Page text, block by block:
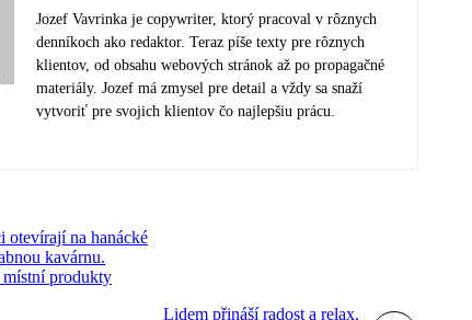
Jozef Vavrinka je copywriter, ktorý pracoval v rôznych
denníkoch ako redaktor. Teraz píše texty pre rôznych
klientov, od obsahu webových stránok až po propagačné
materiály. Jozef má zmysel pre detail a vždy sa snaží
vytvoriť pre svojich klientov čo najlepšiu prácu.
otevírají na hanácké
kavárnu.
produkty
Lidem přináší radost a relax.